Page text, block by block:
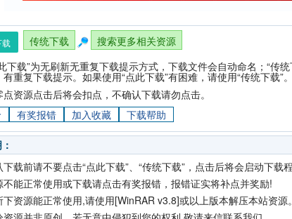
载 传统下载
搜索更多相关资源
下载”为无刷新无重复下载提示方式，下载文件会自动命名；“传
重复下载提示。如果使用“点此下载”有困难，请使用“传统下载”。
资源点击后将会扣点，不确认下载请勿点击。
有奖报错 加入收藏 下载帮助
载前请不要点击“点此下载”、“传统下载”，点击后将会启动下载
不能正常使用或下载请点击有奖报错，报错证实将补点并奖励!
下资源能正常使用,请使用[WinRAR v3.8]或以上版本解压本站资源。